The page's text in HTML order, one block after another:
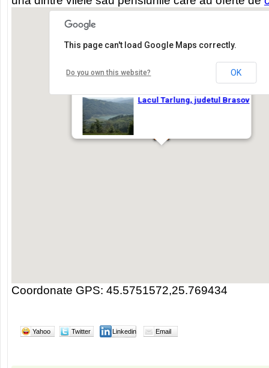
Coordonate GPS: 45.5751572,25.769434
Yahoo Twitter Linkedin Email